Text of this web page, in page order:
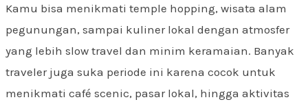
Kamu bisa menikmati temple hopping, wisata alam
pegunungan, sampai kuliner lokal dengan atmosfer
yang lebih slow travel dan minim keramaian. Banyak
traveler juga suka periode ini karena cocok untuk
menikmati café scenic, pasar lokal, hingga aktivitas